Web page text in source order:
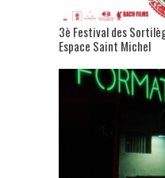
3è Festival des
Espace Saint Michel